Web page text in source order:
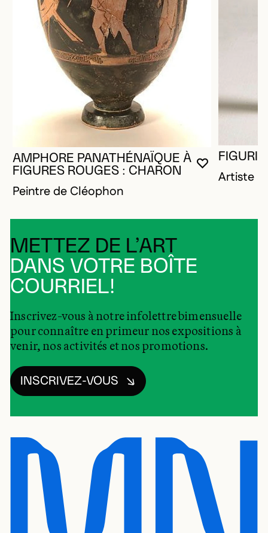
VOUS
FERMER
OUVRIR LA
AMPHORE PANATHÉNAÏQUE À
FIGURES ROUGES : CHARON
Peintre de Cléophon
Artiste
METTEZ DE L’ART
DANS VOTRE BOÎTE
COURRIEL!
Inscrivez-vous à notre infolettre bimensuelle
pour connaître en primeur nos expositions à
venir, nos activités et nos promotions.
INSCRIVEZ-VOUS